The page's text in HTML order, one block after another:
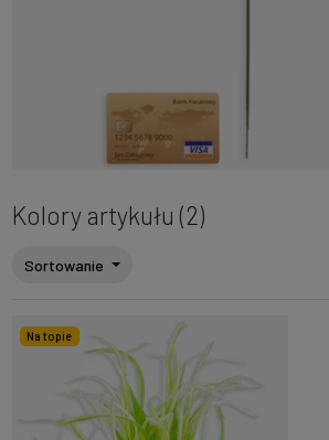
Kolory artykułu (2)
Sortowanie
Na topie